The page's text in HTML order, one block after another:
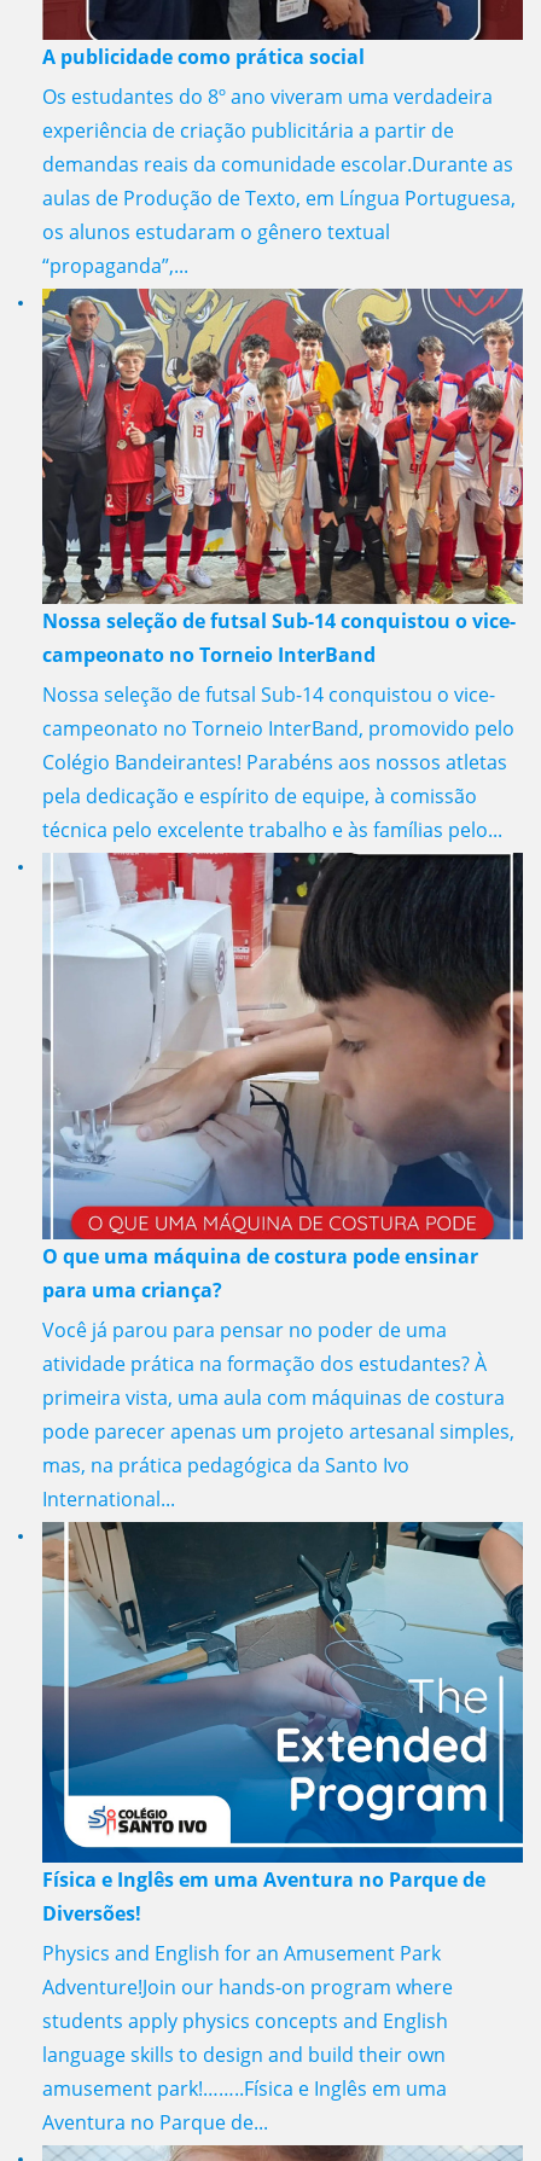
A publicidade como prática social
Os estudantes do 8º ano viveram uma verdadeira
experiência de criação publicitária a partir de
demandas reais da comunidade escolar.Durante as
aulas de Produção de Texto, em Língua Portuguesa,
os alunos estudaram o gênero textual
“propaganda”,...
Nossa seleção de futsal Sub-14 conquistou o vice-
campeonato no Torneio InterBand
Nossa seleção de futsal Sub-14 conquistou o vice-
campeonato no Torneio InterBand, promovido pelo
Colégio Bandeirantes! Parabéns aos nossos atletas
pela dedicação e espírito de equipe, à comissão
técnica pelo excelente trabalho e às famílias pelo...
O que uma máquina de costura pode ensinar
para uma criança?
Você já parou para pensar no poder de uma
atividade prática na formação dos estudantes? À
primeira vista, uma aula com máquinas de costura
pode parecer apenas um projeto artesanal simples,
mas, na prática pedagógica da Santo Ivo
International...
Física e Inglês em uma Aventura no Parque de
Diversões!
Physics and English for an Amusement Park
Adventure!Join our hands-on program where
students apply physics concepts and English
language skills to design and build their own
amusement park!……..Física e Inglês em uma
Aventura no Parque de...